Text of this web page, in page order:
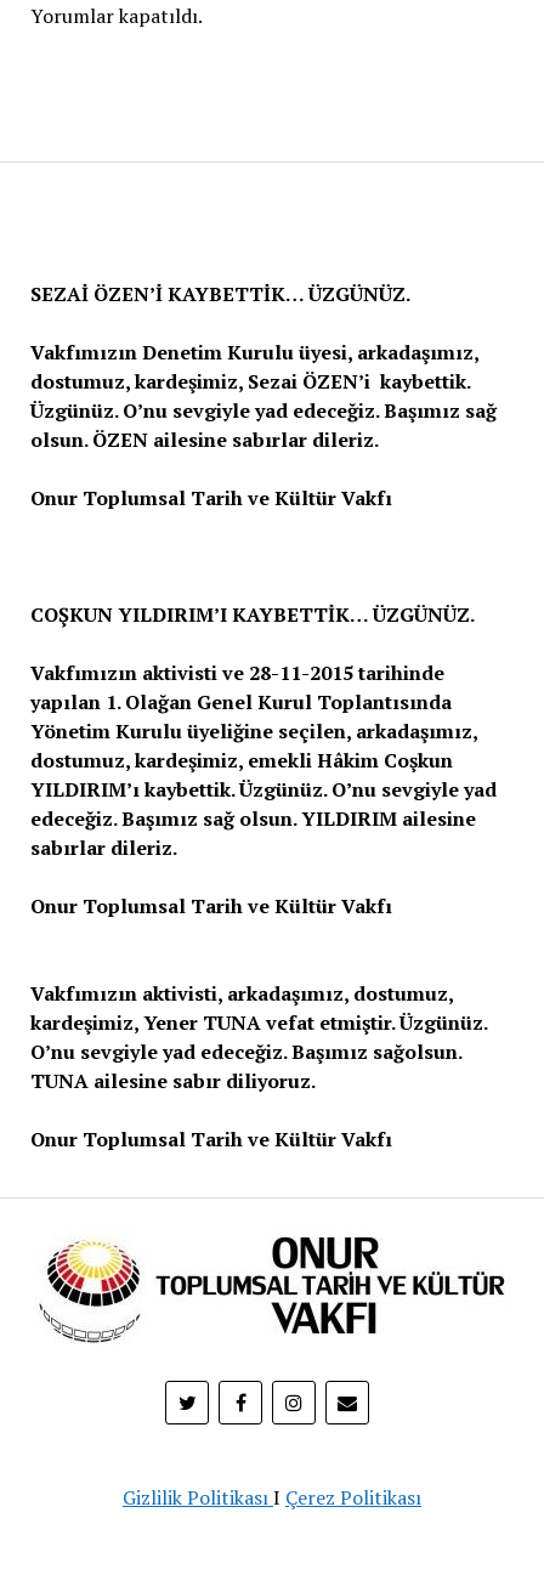
Yorumlar kapatıldı.
SEZAİ ÖZEN’İ KAYBETTİK… ÜZGÜNÜZ.
Vakfımızın Denetim Kurulu üyesi, arkadaşımız,
dostumuz, kardeşimiz, Sezai ÖZEN’i kaybettik.
Üzgünüz. O’nu sevgiyle yad edeceğiz. Başımız sağ
olsun. ÖZEN ailesine sabırlar dileriz.
Onur Toplumsal Tarih ve Kültür Vakfı
COŞKUN YILDIRIM’I KAYBETTİK… ÜZGÜNÜZ.
Vakfımızın aktivisti ve 28-11-2015 tarihinde
yapılan 1. Olağan Genel Kurul Toplantısında
Yönetim Kurulu üyeliğine seçilen, arkadaşımız,
dostumuz, kardeşimiz, emekli Hâkim Coşkun
YILDIRIM’ı kaybettik. Üzgünüz. O’nu sevgiyle yad
edeceğiz. Başımız sağ olsun. YILDIRIM ailesine
sabırlar dileriz.
Onur Toplumsal Tarih ve Kültür Vakfı
Vakfımızın aktivisti, arkadaşımız, dostumuz,
kardeşimiz, Yener TUNA vefat etmiştir. Üzgünüz.
O’nu sevgiyle yad edeceğiz. Başımız sağolsun.
TUNA ailesine sabır diliyoruz.
Onur Toplumsal Tarih ve Kültür Vakfı
Gizlilik PolitikasıI Çerez Politikası